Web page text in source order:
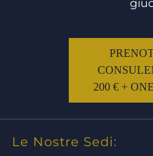
200 € +
Le Nostre Sedi: